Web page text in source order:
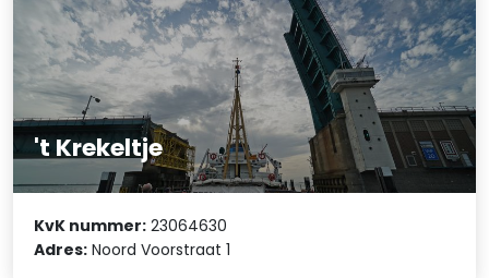
't Krekeltje
KvK nummer: 23064630
Adres: Noord Voorstraat 1